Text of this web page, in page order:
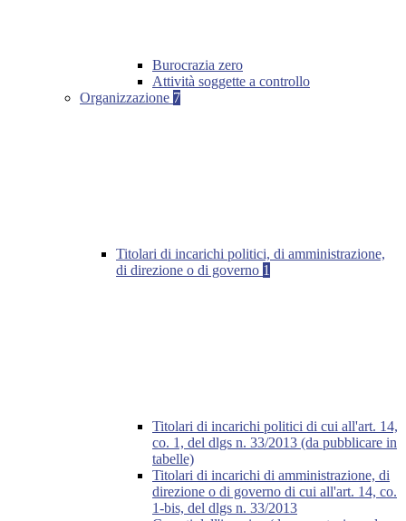
Burocrazia zero
Attività soggette a controllo
Organizzazione 7
Titolari di incarichi politici, di amministrazione,
di direzione o di governo 1
Titolari di incarichi politici di cui all'art. 14,
co. 1, del dlgs n. 33/2013 (da pubblicare in
tabelle)
Titolari di incarichi di amministrazione, di
direzione o di governo di cui all'art. 14, co.
1-bis, del dlgs n. 33/2013